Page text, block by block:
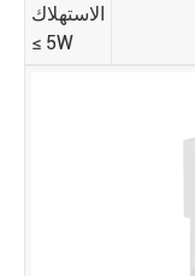
الاستهلاك
≤ 5W